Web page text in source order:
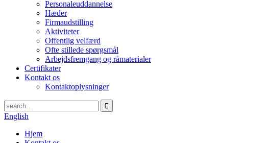
Personaleuddannelse
Hæder
Firmaudstilling
Aktiviteter
Offentlig velfærd
Ofte stillede spørgsmål
Arbejdsfremgang og råmaterialer
Certifikater
Kontakt os
Kontaktoplysninger
English
Hjem